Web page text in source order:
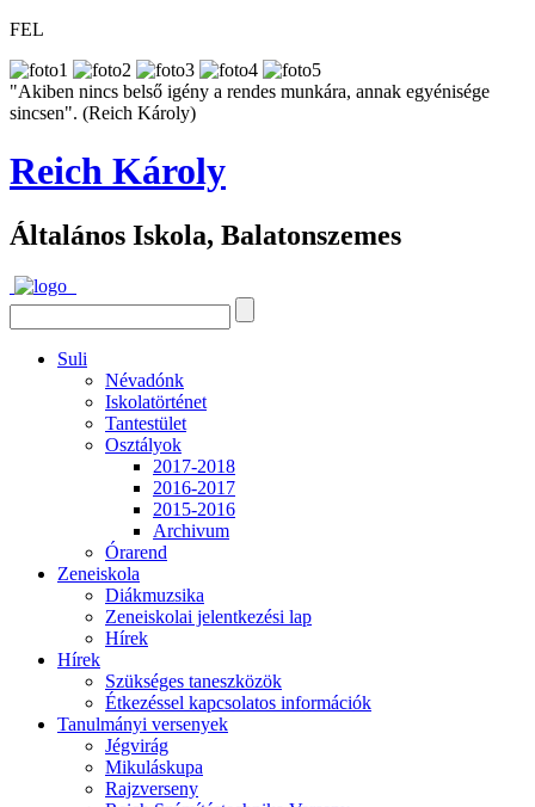
FEL
"Akiben nincs belső igény a rendes munkára, annak egyénisége
sincsen". (Reich Károly)
Reich Károly
Általános Iskola, Balatonszemes
Suli
Névadónk
Iskolatörténet
Tantestület
Osztályok
2017-2018
2016-2017
2015-2016
Archivum
Órarend
Zeneiskola
Diákmuzsika
Zeneiskolai jelentkezési lap
Hírek
Hírek
Szükséges taneszközök
Étkezéssel kapcsolatos információk
Tanulmányi versenyek
Jégvirág
Mikuláskupa
Rajzverseny